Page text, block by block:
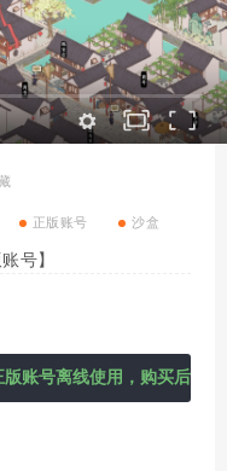
正版账号 沙盒
号】
账号离线使用，购买后在